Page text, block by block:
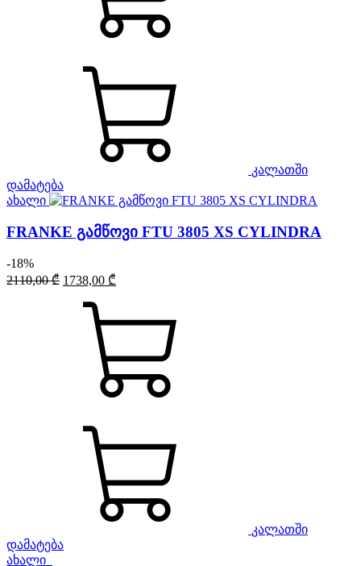
კალათში
დამატება
ახალი
FRANKE გამწოვი FTU 3805 XS CYLINDRA
-18%
2110,00₾ Original
was:
2110,00 ₾.
1738,00 ₾
1738,00 ₾.
კალათში
დამატება
ახალი